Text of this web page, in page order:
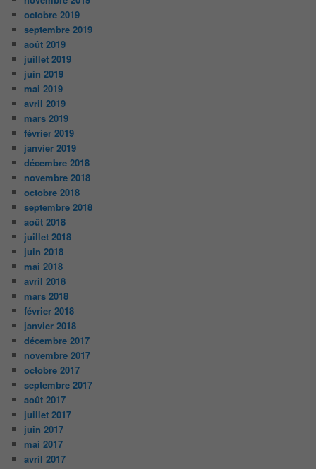
octobre 2019
septembre 2019
août 2019
juillet 2019
juin 2019
mai 2019
avril 2019
mars 2019
février 2019
janvier 2019
décembre 2018
novembre 2018
octobre 2018
septembre 2018
août 2018
juillet 2018
juin 2018
mai 2018
avril 2018
mars 2018
février 2018
janvier 2018
décembre 2017
novembre 2017
octobre 2017
septembre 2017
août 2017
juillet 2017
juin 2017
mai 2017
avril 2017